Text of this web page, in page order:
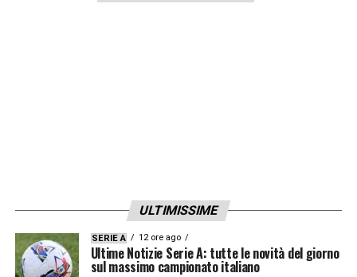
ULTIMISSIME
SERIE A 12 ore ago
Ultime Notizie Serie A: tutte le novità del giorno
sul massimo campionato italiano